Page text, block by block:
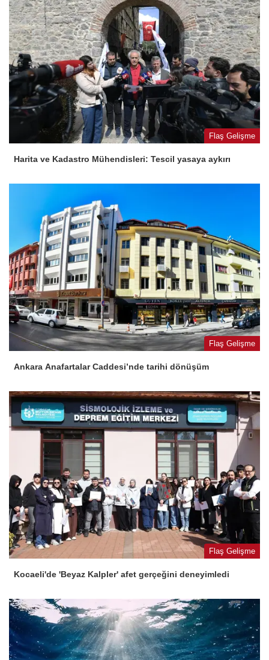
Flaş Gelişme
Harita ve Kadastro Mühendisleri: Tescil yasaya aykırı
Flaş Gelişme
Ankara Anafartalar Caddesi’nde tarihi dönüşüm
Flaş Gelişme
Kocaeli'de 'Beyaz Kalpler' afet gerçeğini deneyimledi